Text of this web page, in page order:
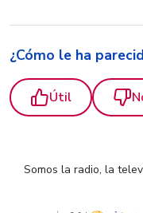
¿Cómo le ha
Útil
Somos la radio, la